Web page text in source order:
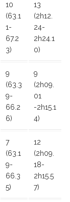
10
(63.1
1-
67.2
3)
13
(2h12.
24-
2h24.1
0)
9
(63.3
9-
66.2
6)
9
(2h09.
01
-2h15.1
4)
7
(63.1
9-
66.3
5)
12
(2h09.
18-
2h15.5
7)